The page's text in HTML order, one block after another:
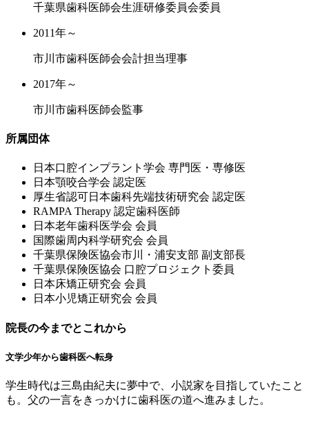
千葉県歯科医師会生涯研修委員会委員
2011年～
市川市歯科医師会会計担当理事
2017年～
市川市歯科医師会監事
所属団体
⽇本⼝腔インプラント学会 専⾨医・専修医
⽇本顎咬合学会 認定医
厚⽣省認可⽇本⻭科先端技術研究会 認定医
RAMPA Therapy 認定⻭科医師
⽇本⽼年⻭科医学会 会員
国際⻭周内科学研究会 会員
千葉県保険医協会市川・浦安⽀部 副⽀部⻑
千葉県保険医協会 ⼝腔プロジェクト委員
⽇本床矯正研究会 会員
⽇本⼩児矯正研究会 会員
院長の今までとこれから
文学少年から歯科医へ転身
学生時代は三島由紀夫に夢中で、小説家を目指していたこと
も。父の一言をきっかけに歯科医の道へ進みました。